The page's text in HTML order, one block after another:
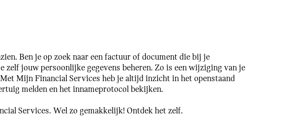
Ben je op zoek naar een factuur of document die bij je
jouw persoonlijke gegevens beheren. Zo is een wijziging van je
Mijn Financial Services heb je altijd inzicht in het openstaand
melden en het innameprotocol bekijken.
Services. Wel zo gemakkelijk! Ontdek het zelf.